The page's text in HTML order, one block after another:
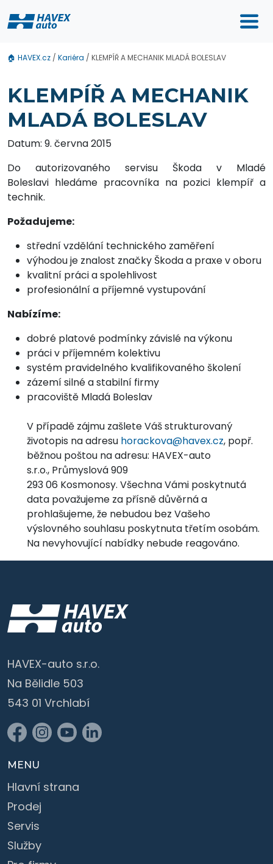
🏠 HAVEX.cz / Kariéra / KLEMPÍŘ A MECHANIK MLADÁ BOLESLAV
KLEMPÍŘ A MECHANIK
MLADÁ BOLESLAV
Datum: 9. června 2015
Do autorizovaného servisu Škoda v Mladé
Boleslavi hledáme pracovníka na pozici klempíř a
technik.
Požadujeme:
střední vzdělání technického zaměření
výhodou je znalost značky Škoda a praxe v oboru
kvalitní práci a spolehlivost
profesionální a příjemné vystupování
Nabízíme:
dobré platové podmínky závislé na výkonu
práci v příjemném kolektivu
systém pravidelného kvalifikovaného školení
zázemí silné a stabilní firmy
pracoviště Mladá Boleslav
V případě zájmu zašlete Váš strukturovaný
životopis na adresu horackova@havex.cz, popř.
běžnou poštou na adresu: HAVEX-auto
s.r.o., Průmyslová 909
293 06 Kosmonosy. Všechna Vámi poskytnutá
data považujeme za přísně důvěrná a
prohlašujeme, že nebudou bez Vašeho
výslovného souhlasu poskytnuta třetím osobám.
Na nevyhovující nabídky nebude reagováno.
HAVEX-auto s.r.o.
Na Bělidle 503
543 01 Vrchlabí
MENU
Hlavní strana
Prodej
Servis
Služby